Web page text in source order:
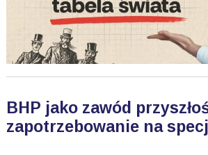
BHP jako zawód
zapotrzebowanie na